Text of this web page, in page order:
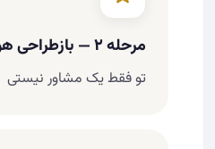
مرحله ۲ — بازطراحی هویت حرفه‌ای
تو فقط یک مشاور نیستی